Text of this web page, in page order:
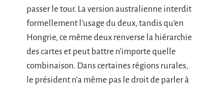
passer le tour. La version australienne interdit
formellement l’usage du deux, tandis qu’en
Hongrie, ce même deux renverse la hiérarchie
des cartes et peut battre n’importe quelle
combinaison. Dans certaines régions rurales,
le président n’a même pas le droit de parler à